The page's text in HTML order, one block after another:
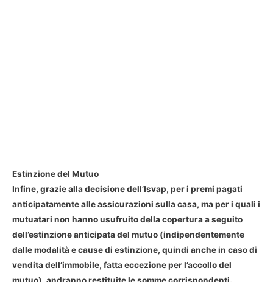
Estinzione del Mutuo
Infine, grazie alla decisione dell’Isvap, per i premi pagati
anticipatamente alle assicurazioni sulla casa, ma per i quali i
mutuatari non hanno usufruito della copertura a seguito
dell’estinzione anticipata del mutuo (indipendentemente
dalle modalità e cause di estinzione, quindi anche in caso di
vendita dell’immobile, fatta eccezione per l’accollo del